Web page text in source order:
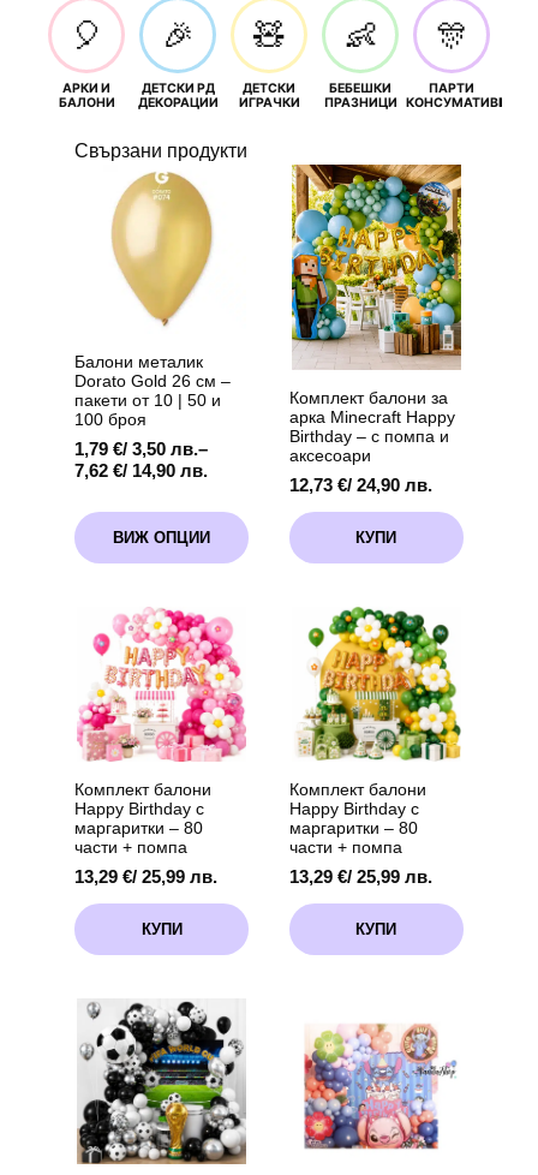
🎈
АРКИ И
БАЛОНИ
🎉
ДЕТСКИ РД
ДЕКОРАЦИИ
🧸
ДЕТСКИ
ИГРАЧКИ
👶
БЕБЕШКИ
ПРАЗНИЦИ
🎊
ПАРТИ
КОНСУМАТИВИ
Свързани продукти
Балони металик
Dorato Gold 26 см –
пакети от 10 | 50 и
100 броя
1,79 €/ 3,50 лв.–
7,62 €/ 14,90 лв.
Price
1,79 €
/
3,50 лв.
14,90 лв.
ВИЖ ОПЦИИ
This
product
has
The
options
be
chosen
on
the
product
page
Комплект балони за
арка Minecraft Happy
Birthday – с помпа и
аксесоари
12,73 €/ 24,90 лв.
КУПИ
Комплект балони
Happy Birthday с
маргаритки – 80
части + помпа
13,29 €/ 25,99 лв.
КУПИ
Комплект балони
Happy Birthday с
маргаритки – 80
части + помпа
13,29 €/ 25,99 лв.
КУПИ